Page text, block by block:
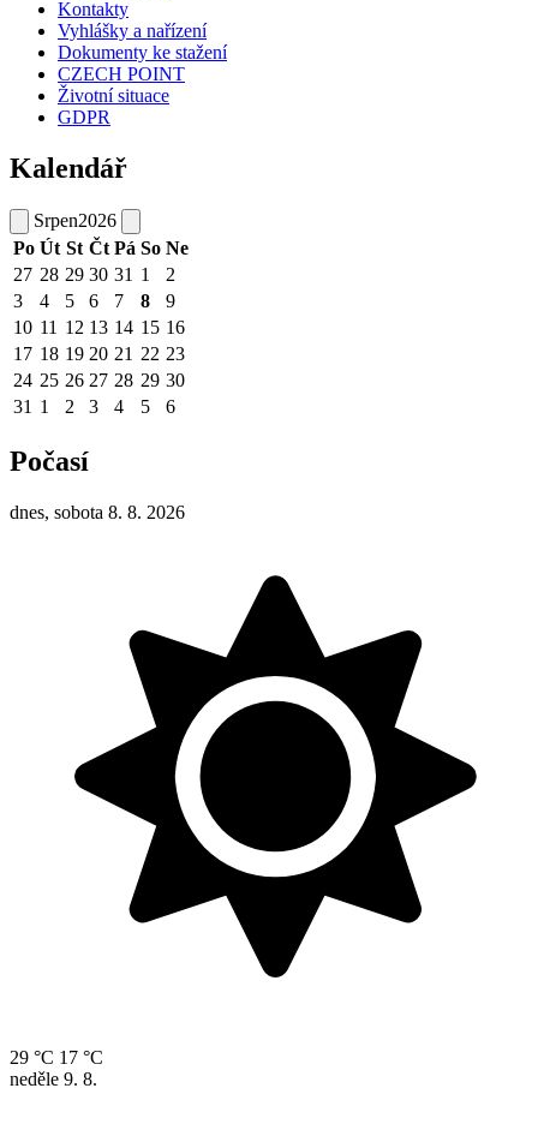
Kontakty
Vyhlášky a nařízení
Dokumenty ke stažení
CZECH POINT
Životní situace
GDPR
Kalendář
Srpen2026
Po Út St Čt Pá So Ne
27 28 29 30 31 1
2
3
4 5 6 7 8
9
10 11 12 13 14 15 16
17 18 19 20 21 22 23
24 25 26 27 28 29 30
31 1 2 3 4 5 6
Počasí
dnes, sobota 8. 8. 2026
29 °C 17 °C
neděle 9. 8.